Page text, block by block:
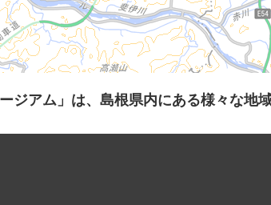
ジアム」は、島根県内にある様々な地